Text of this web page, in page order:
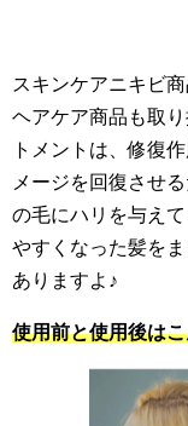
スキンケアニキビ
ヘアケア商品も取
トメントは、修復
メージを回復させ
の毛にハリを与え
やすくなった髪を
ありますよ♪
使用前と使用後は